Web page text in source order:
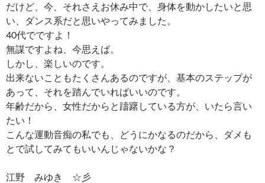
だけど、今、それさえお休み中で、身体を動かしたいと思
い、ダンス系だと思いやってみました。
40代でですよ！
無謀ですよね、今思えば。
しかし、楽しいのです。
出来ないこともたくさんあるのですが、基本のステップが
あって、それを踏んでいればいいのです。
年齢だから、女性だからと躊躇している方が、いたら言い
たい！
こんな運動音痴の私でも、どうにかなるのだから、ダメも
とで試してみてもいいんじゃないかな？
江野 みゆき ☆彡